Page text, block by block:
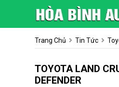
Trang Chủ Tin Tức
TOYOTA LAND
DEFENDER